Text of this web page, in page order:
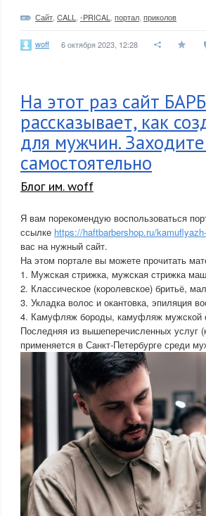
Сайт CALL -PRICAL портал приколов
woff 6 октября 2023, 12:28
На этот раз сайт
рассказывает, как
для мужчин.
самостоятельно
Блог им. woff
Я вам порекомендую воспользоваться
ссылке https://haftbarbershop.ru/
вас на нужный сайт.
На этом портале вы можете прочитать
1. Мужская стрижка, мужская стрижка
2. Классическое (королевское) бритьё,
3. Укладка волос и окантовка, эпиляция
4. Камуфляж бороды, камуфляж мужской
Последняя из вышеперечисленных
применяется в Санкт-Петербурге среди